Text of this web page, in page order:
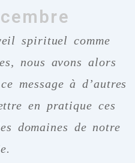
spirituel comme
nous avons alors
message à d’autres
en pratique ces
domaines de notre